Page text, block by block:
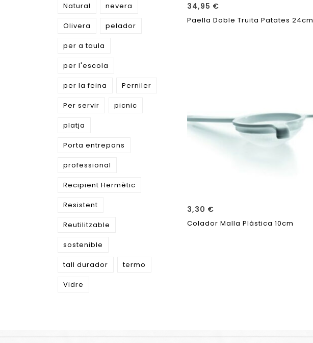
34,95 €
Paella Doble Truita Patates 24cm
3,30 €
Colador Malla Plàstica 10cm
Natural nevera
Olivera pelador
per a taula
per l'escola
per la feina Perniler
Per servir picnic
platja
Porta entrepans
professional
Recipient Hermètic
Resistent
Reutilitzable
sostenible
tall durador termo
Vidre